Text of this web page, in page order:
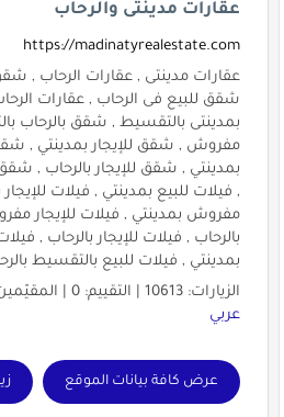
عقارات مدينتى والرحاب
https://madinatyrealestate.com
عقارات مدينتى , عقارات الرحاب ,
شقق للبيع فى الرحاب , عقارات
بمدينتى بالتقسيط , شقق بالرحاب
مفروش , شقق للإيجار بمدينتي ,
بمدينتي , شقق للإيجار بالرحاب ,
, فيلات للبيع بمدينتي , فيلات للإيجار
مفروش بمدينتي , فيلات للإيجار
بالرحاب , فيلات للإيجار بالرحاب ,
بمدينتي , فيلات للبيع بالتقسيط
الزيارات: 10613 | التقييم: 0 | المقيّمين: 0 | الدولة:
عربي
عرض كافة بيانات الموقع